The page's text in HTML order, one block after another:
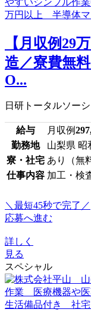
【月収例29
造／寮費無
O...
日研トータルソー
給与 月収例
勤務地
山梨県 昭
寮・社宅 あり（無
仕事内容 加工・検
＼最短45秒で完了／
応募へ進む
詳しく
見る
スペシャル